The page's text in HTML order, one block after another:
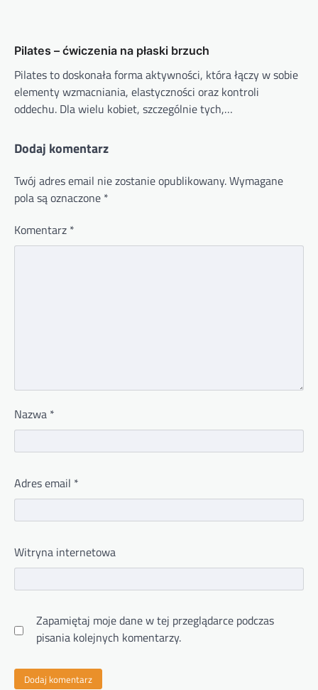
Pilates – ćwiczenia na płaski brzuch
Pilates to doskonała forma aktywności, która łączy w sobie
elementy wzmacniania, elastyczności oraz kontroli
oddechu. Dla wielu kobiet, szczególnie tych,…
Dodaj komentarz
Twój adres email nie zostanie opublikowany.Wymagane
pola są oznaczone *
Komentarz *
Nazwa *
Adres email *
Witryna internetowa
Zapamiętaj moje dane w tej przeglądarce podczas
pisania kolejnych komentarzy.